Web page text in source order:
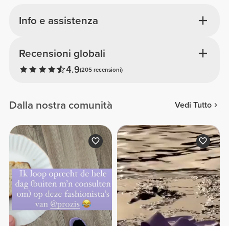
Info e assistenza
Recensioni globali
4.9(205 recensioni)
Dalla nostra comunità Vedi Tutto